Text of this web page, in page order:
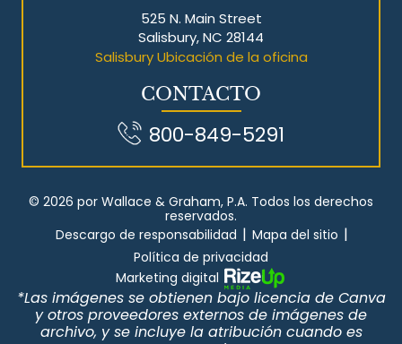
525 N. Main Street
Salisbury, NC 28144
Salisbury Ubicación de la oficina
CONTACTO
800-849-5291
© 2026 por Wallace & Graham, P.A. Todos los derechos
reservados.
Descargo de responsabilidad | Mapa del sitio |
Política de privacidad
Marketing digital
*Las imágenes se obtienen bajo licencia de Canva
y otros proveedores externos de imágenes de
archivo, y se incluye la atribución cuando es